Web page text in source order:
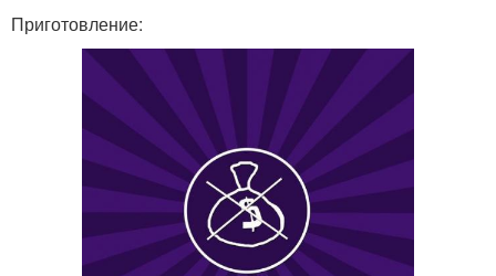
Приготовление: